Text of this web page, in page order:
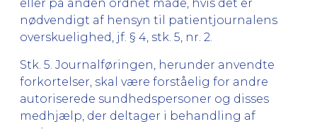
eller på anden ordnet måde, hvis det er
nødvendigt af hensyn til patientjournalens
overskuelighed, jf. § 4, stk. 5, nr. 2.
Stk. 5. Journalføringen, herunder anvendte
forkortelser, skal være forståelig for andre
autoriserede sundhedspersoner og disses
medhjælp, der deltager i behandling af